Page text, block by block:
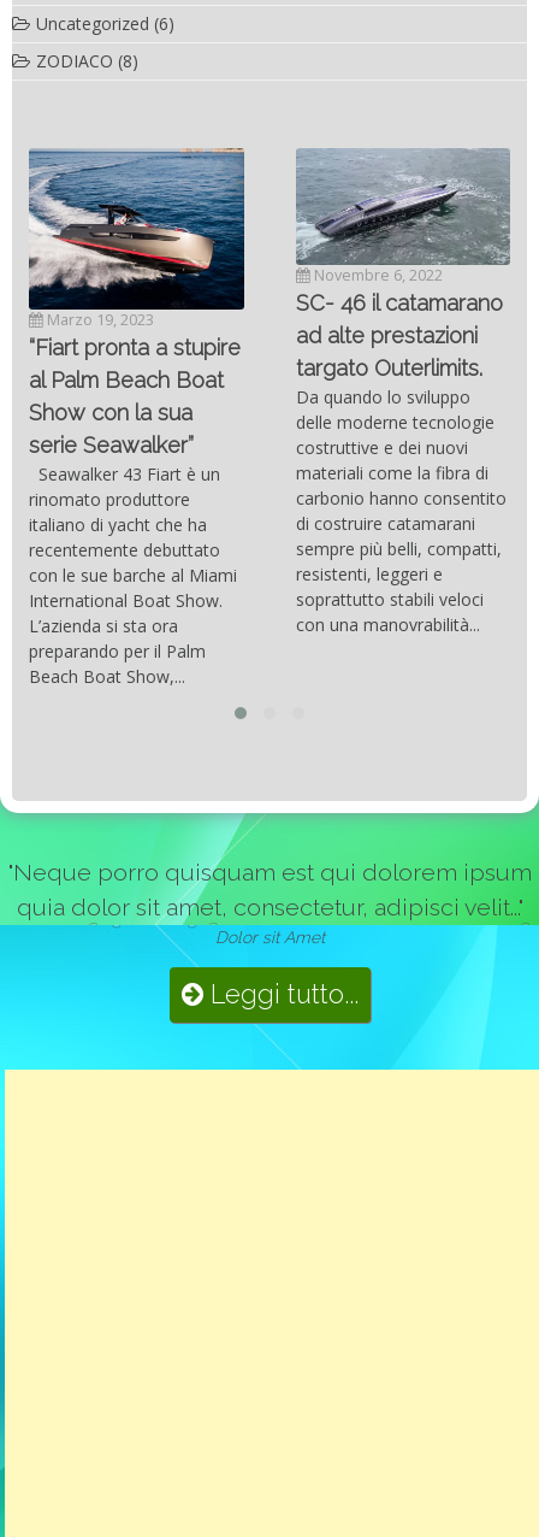
Uncategorized (6)
ZODIACO (8)
Marzo 19, 2023
“Fiart pronta a stupire
al Palm Beach Boat
Show con la sua
serie Seawalker”
Seawalker 43 Fiart è un
rinomato produttore
italiano di yacht che ha
recentemente debuttato
con le sue barche al Miami
International Boat Show.
L’azienda si sta ora
preparando per il Palm
Beach Boat Show,...
Novembre 6, 2022
SC- 46 il catamarano
ad alte prestazioni
targato Outerlimits.
Da quando lo sviluppo
delle moderne tecnologie
costruttive e dei nuovi
materiali come la fibra di
carbonio hanno consentito
di costruire catamarani
sempre più belli, compatti,
resistenti, leggeri e
soprattutto stabili veloci
con una manovrabilità...
"Neque porro quisquam est qui dolorem ipsum
quia dolor sit amet, consectetur, adipisci velit..."
Dolor sit Amet
Leggi tutto...